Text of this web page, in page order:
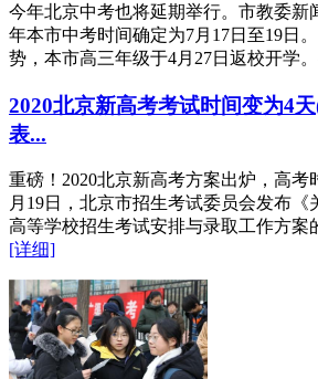
今年北京中考也将延期举行。市教委新
年本市中考时间确定为7月17日至19日
势，本市高三年级于4月27日返校开学
2020北京新高考考试时间变为4
表...
重磅！2020北京新高考方案出炉，高考
月19日，北京市招生考试委员会发布《
高等学校招生考试安排与录取工作方案
[详细]